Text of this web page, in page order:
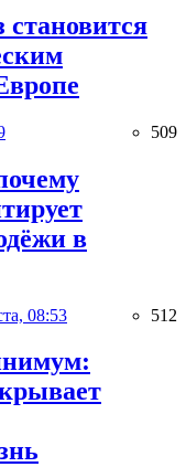
становится
509
в
08:53 512